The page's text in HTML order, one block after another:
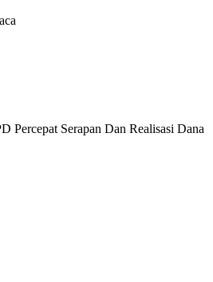
Percepat Serapan Dan Realisasi Dana